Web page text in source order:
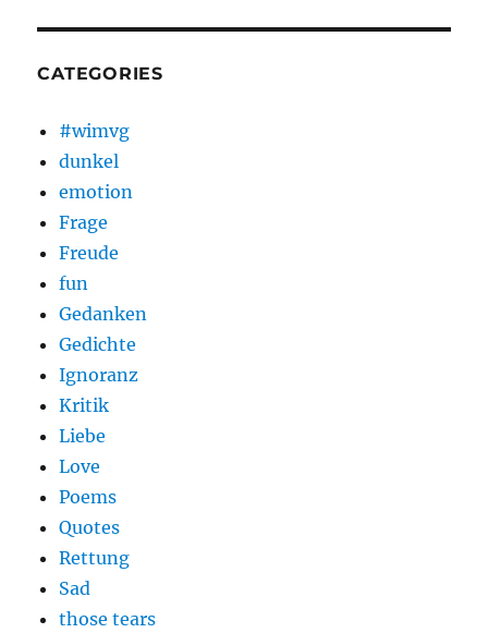
CATEGORIES
#wimvg
dunkel
emotion
Frage
Freude
fun
Gedanken
Gedichte
Ignoranz
Kritik
Liebe
Love
Poems
Quotes
Rettung
Sad
those tears